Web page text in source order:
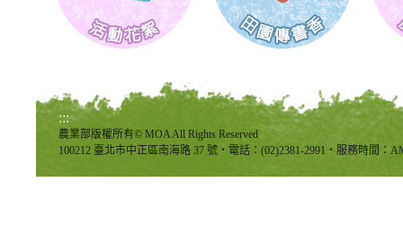
:::
農業部版權所有© MOA All Rights Reserved
100212 臺北市中正區南海路 37 號‧電話：(02)2381-2991‧服務時間：